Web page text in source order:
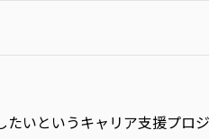
いというキャリア支援プロ